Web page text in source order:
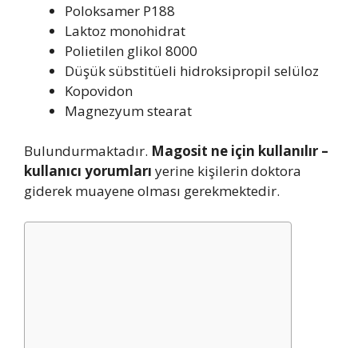
Poloksamer P188
Laktoz monohidrat
Polietilen glikol 8000
Düşük sübstitüeli hidroksipropil selüloz
Kopovidon
Magnezyum stearat
Bulundurmaktadır. Magosit ne için kullanılır –
kullanıcı yorumları yerine kişilerin doktora
giderek muayene olması gerekmektedir.